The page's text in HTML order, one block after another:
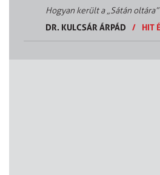
Hogyan került a „Sátán
DR. KULCSÁR ÁRPÁD
/ HIT